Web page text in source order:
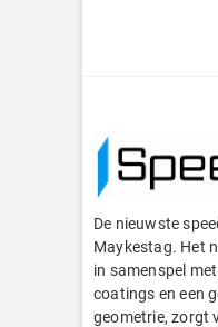
De nieuwste
Maykestag. Het
in samenspel
coatings en een
geometrie, zorgt